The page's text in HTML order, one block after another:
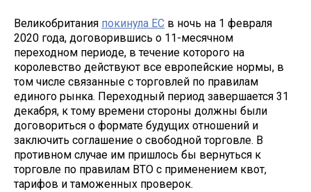
Великобритания покинула ЕС в ночь на 1 февраля
2020 года, договорившись о 11-месячном
переходном периоде, в течение которого на
королевство действуют все европейские нормы, в
том числе связанные с торговлей по правилам
единого рынка. Переходный период завершается 31
декабря, к тому времени стороны должны были
договориться о формате будущих отношений и
заключить соглашение о свободной торговле. В
противном случае им пришлось бы вернуться к
торговле по правилам ВТО с применением квот,
тарифов и таможенных проверок.